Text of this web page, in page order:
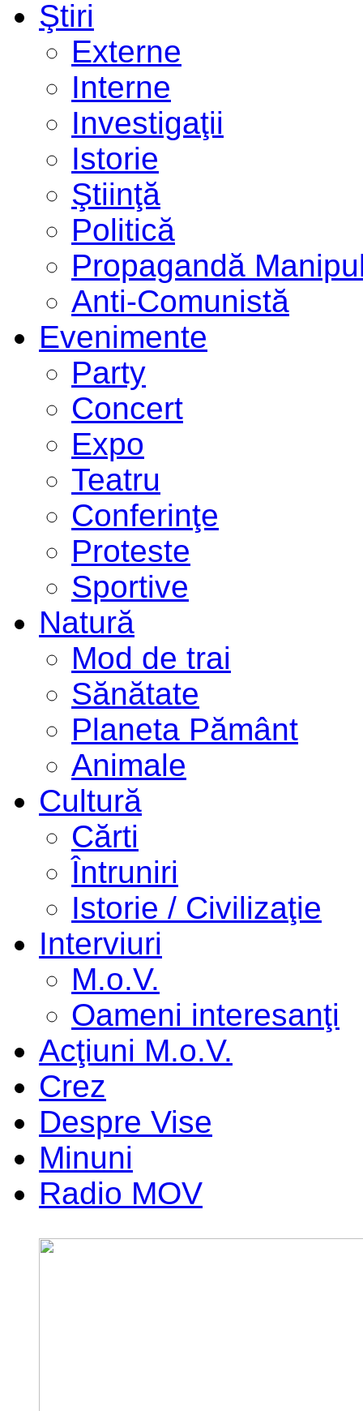
Ştiri
Externe
Interne
Investigaţii
Istorie
Ştiinţă
Politică
Propagandă
Anti-Comunistă
Evenimente
Party
Concert
Expo
Teatru
Conferinţe
Proteste
Sportive
Natură
Mod de trai
Sănătate
Planeta Pământ
Animale
Cultură
Cărti
Întruniri
Istorie / Civilizaţie
Interviuri
M.o.V.
Oameni interesanţi
Acţiuni M.o.V.
Crez
Despre Vise
Minuni
Radio MOV